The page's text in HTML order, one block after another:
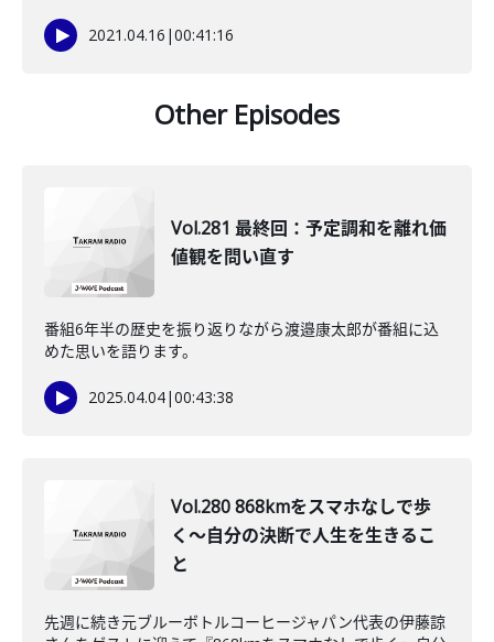
2021.04.16 |00:41:16
Other Episodes
Vol.281 最終回：予定調和を離れ価
値観を問い直す
番組6年半の歴史を振り返りながら渡邉康太郎が番組に込
めた思いを語ります。
2025.04.04|00:43:38
Vol.280 868kmをスマホなしで歩
く〜自分の決断で人生を生きるこ
と
先週に続き元ブルーボトルコーヒージャパン代表の伊藤諒